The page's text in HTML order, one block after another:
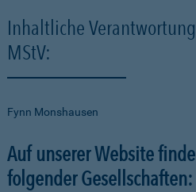
Inhaltliche
MStV:
Fynn Monshausen
Auf unserer Website
folgender Gesellschaften: